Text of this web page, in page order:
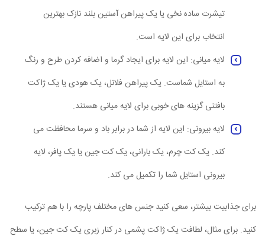
تیشرت ساده نخی یا یک پیراهن آستین بلند نازک بهترین
انتخاب برای این لایه است.
لایه میانی: این لایه برای ایجاد گرما و اضافه کردن طرح و رنگ
به استایل شماست. یک پیراهن فلانل، یک هودی یا یک ژاکت
بافتنی گزینه های خوبی برای لایه میانی هستند.
لایه بیرونی: این لایه از شما در برابر باد و سرما محافظت می
کند. یک کت چرم، یک بارانی، یک کت جین یا یک پافر، لایه
بیرونی استایل شما را تکمیل می کند.
برای جذابیت بیشتر، سعی کنید جنس های مختلف پارچه را با هم ترکیب
کنید. برای مثال، لطافت یک ژاکت پشمی در کنار زبری یک کت جین، یا سطح